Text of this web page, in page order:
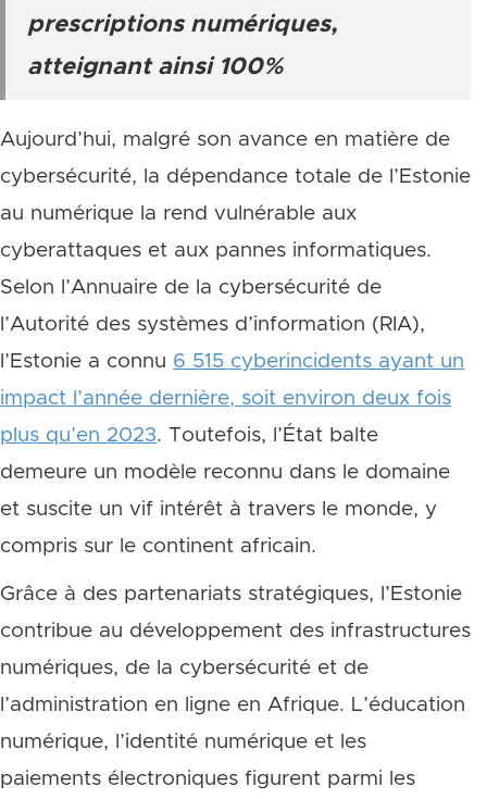
prescriptions numériques,
atteignant ainsi 100%
Aujourd’hui, malgré son avance en matière de
cybersécurité, la dépendance totale de l’Estonie
au numérique la rend vulnérable aux
cyberattaques et aux pannes informatiques.
Selon l’Annuaire de la cybersécurité de
l’Autorité des systèmes d’information (RIA),
l’Estonie a connu 6 515 cyberincidents ayant un
impact l’année dernière, soit environ deux fois
plus qu’en 2023. Toutefois, l’État balte
demeure un modèle reconnu dans le domaine
et suscite un vif intérêt à travers le monde, y
compris sur le continent africain.
Grâce à des partenariats stratégiques, l’Estonie
contribue au développement des infrastructures
numériques, de la cybersécurité et de
l’administration en ligne en Afrique. L’éducation
numérique, l’identité numérique et les
paiements électroniques figurent parmi les